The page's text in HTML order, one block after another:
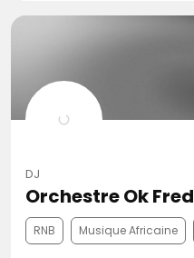
DJ
Orchestre Ok Fred
RNB Musique Africaine